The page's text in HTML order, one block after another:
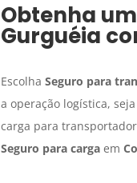
Obtenha
Gurguéia
Escolha Seguro para
a operação logística,
carga para
Seguro para cargaem